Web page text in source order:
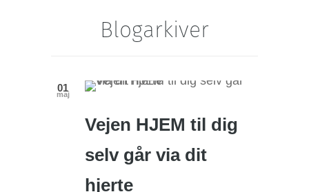
Blogarkiver
01
maj
Vejen HJEM til dig
selv går via dit
hjerte